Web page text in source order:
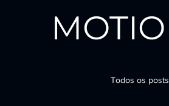
Todos os posts